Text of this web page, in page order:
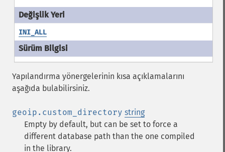
INI_ALL
Yapılandırma yönergelerinin kısa açıklamalarını
aşağıda bulabilirsiniz.
geoip.custom_directory string
Empty by default, but can be set to force a
different database path than the one compiled
in the library.